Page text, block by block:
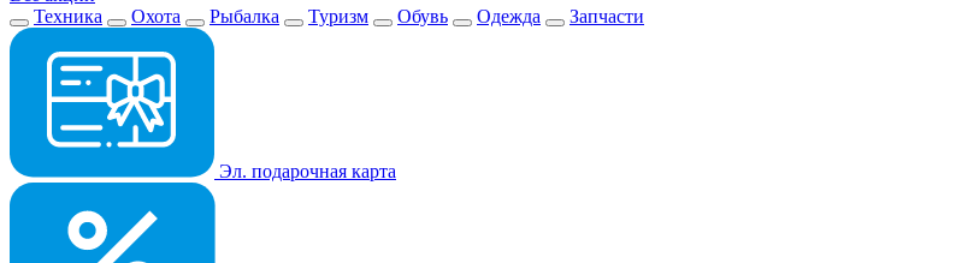
Техника
Охота Рыбалка Туризм Обувь Одежда Запчасти
Эл. подарочная карта